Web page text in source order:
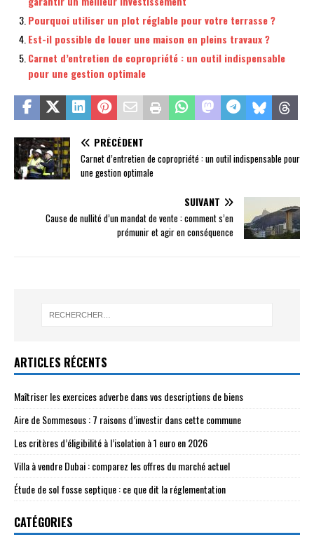
Pourquoi utiliser un plot réglable pour votre terrasse ?
Est-il possible de louer une maison en pleins travaux ?
Carnet d’entretien de copropriété : un outil indispensable
pour une gestion optimale
PRÉCÉDENT
Carnet d’entretien de copropriété : un outil indispensable pour
une gestion optimale
SUIVANT
Cause de nullité d’un mandat de vente : comment s’en
prémunir et agir en conséquence
ARTICLES RÉCENTS
Maîtriser les exercices adverbe dans vos descriptions de biens
Aire de Sommesous : 7 raisons d’investir dans cette commune
Les critères d’éligibilité à l’isolation à 1 euro en 2026
Villa à vendre Dubai : comparez les offres du marché actuel
Étude de sol fosse septique : ce que dit la réglementation
CATÉGORIES